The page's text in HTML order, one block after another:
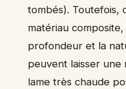
tombés). Toutefois,
matériau composite,
profondeur et la
peuvent laisser une
lame très chaude